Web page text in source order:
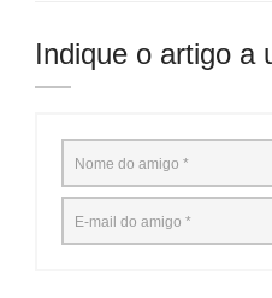
Indique o artigo a